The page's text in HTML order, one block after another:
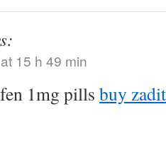
15 h 49 min
1mg pills buy